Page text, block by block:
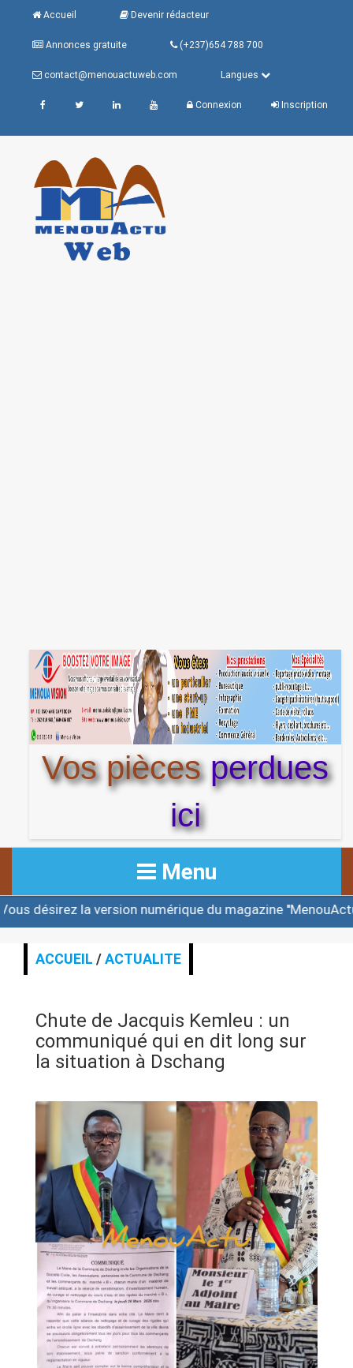
Accueil Devenir rédacteur
Annonces gratuite (+237)654 788 700
contact@menouactuweb.com Langues
Connexion Inscription
Vos piècesperdues
ici
Menu
ACCUEIL
ACTUALITE
ANNONCE
ART & CULTURE & TRADITION
ASSAINISSEMENT
BREAKING-NEWS
CAMEROUN
PLUS
la version numérique du magazine ''MenouActu'' et ou
ACCUEIL /ACTUALITE
Chute de Jacquis Kemleu : un
communiqué qui en dit long sur
la situation à Dschang